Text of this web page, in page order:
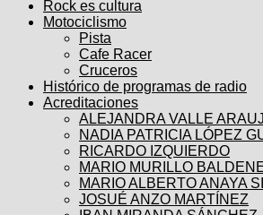
Rock es cultura
Motociclismo
Pista
Cafe Racer
Cruceros
Histórico de programas de radio
Acreditaciones
ALEJANDRA VALLE
NADIA PATRICIA LÓPEZ
RICARDO IZQUIERDO
MARIO MURILLO
MARIO ALBERTO ANAYA
JOSUÉ ANZO MARTÍNEZ